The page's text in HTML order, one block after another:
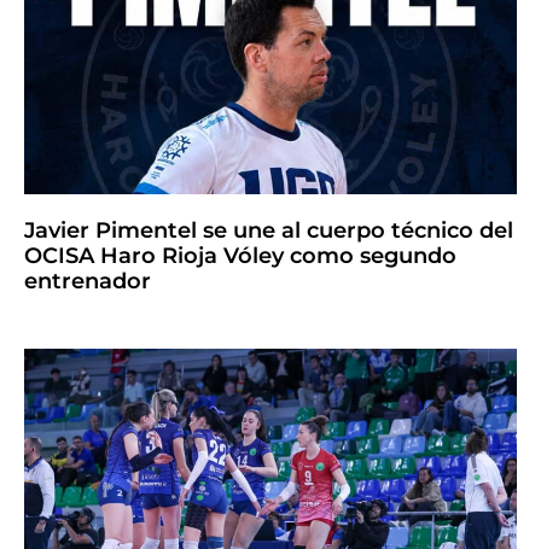
Javier Pimentel se une al cuerpo técnico del
OCISA Haro Rioja Vóley como segundo
entrenador